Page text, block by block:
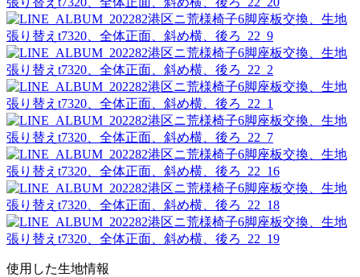
使用した生地情報